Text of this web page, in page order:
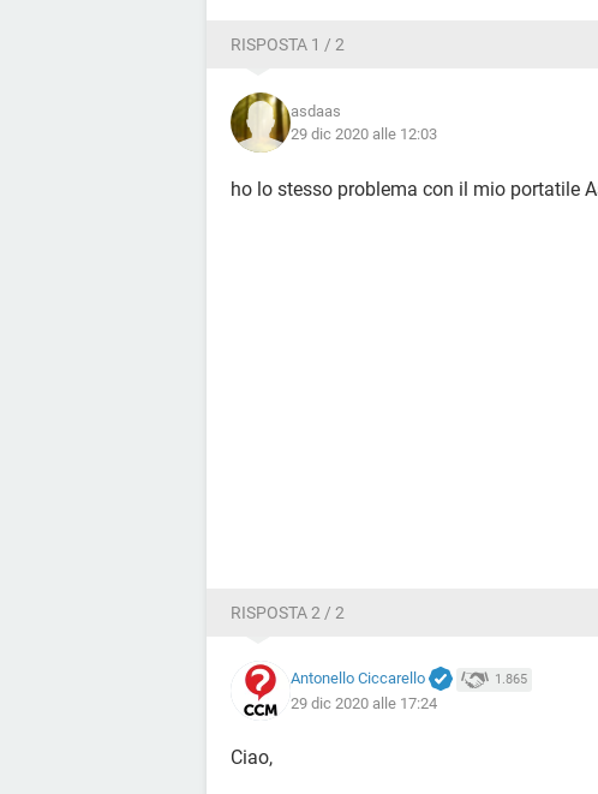
RISPOSTA 1 / 2
asdaas
29 dic 2020 alle 12:03
ho lo stesso problema con il mio portatile
RISPOSTA 2 / 2
Antonello Ciccarello 1.865
29 dic 2020 alle 17:24
Ciao,